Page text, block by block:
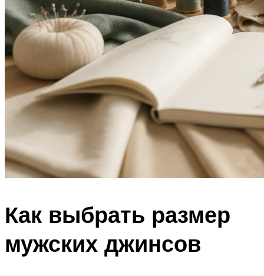
Как выбрать размер
мужских джинсов